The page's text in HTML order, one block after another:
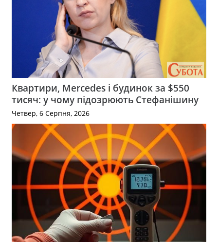
Квартири, Mercedes і будинок за $550
тисяч: у чому підозрюють Стефанішину
Четвер, 6 Серпня, 2026